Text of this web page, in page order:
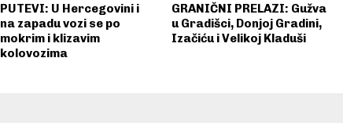
PUTEVI: U Hercegovini i
na zapadu vozi se po
mokrim i klizavim
kolovozima
GRANIČNI PRELAZI: Gužva
u Gradišci, Donjoj Gradini,
Izačiću i Velikoj Kladuši